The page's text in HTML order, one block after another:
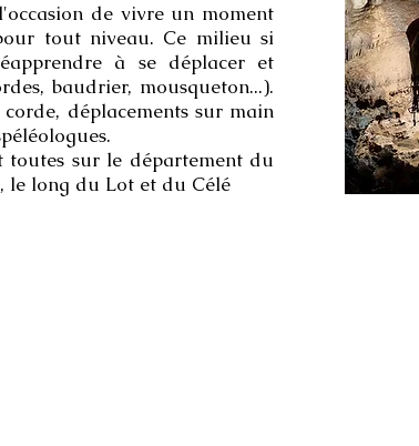
de vivre un moment
tout niveau. Ce milieu si
à se déplacer et
baudrier, mousqueton...).
déplacements sur main
sur le département du
le long du Lot et du Célé